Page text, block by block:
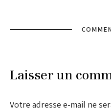
Laisser un
Votre adresse e-mail ne